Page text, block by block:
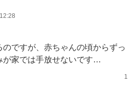
ですが、赤ちゃんの頃からずっ
が家では手放せないです…
1